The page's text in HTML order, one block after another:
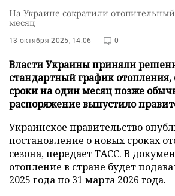
На Украине сократили
месяц
13 октября 2025, 14:06 0
Власти Украины приняли
стандартный график отопления,
сроки на один месяц позже
распоряжение выпустило
Украинское правительство
постановление о новых сроках
сезона, передаетТАСС. В
отопление в стране будет
2025 года по 31 марта 2026 года.